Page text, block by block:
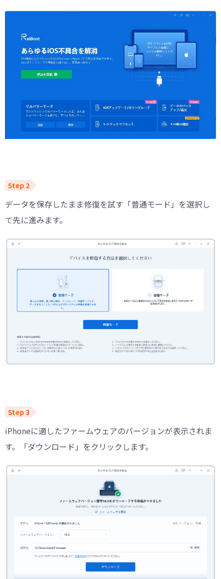
データを保存したまま修復を試す「普通モード」を選択し
て先に進みます。
iPhoneに適したファームウェアのバージョンが表示されま
す。「ダウンロード」をクリックします。